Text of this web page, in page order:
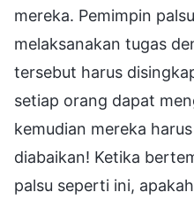
mereka. Pemimpin
melaksanakan tugas
tersebut harus
setiap orang dapat
kemudian mereka
diabaikan! Ketika
palsu seperti ini,